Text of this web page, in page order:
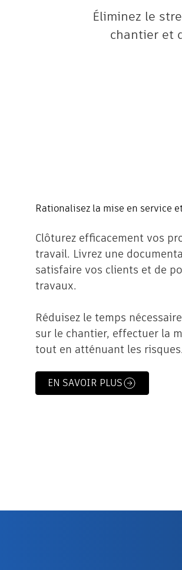
Éliminez le
chantier et
Rationalisez la mise en service
Clôturez efficacement vos
travail. Livrez une
satisfaire vos clients et de
travaux.
Réduisez le temps
sur le chantier, effectuer la
tout en atténuant les risques.
EN SAVOIR PLUS